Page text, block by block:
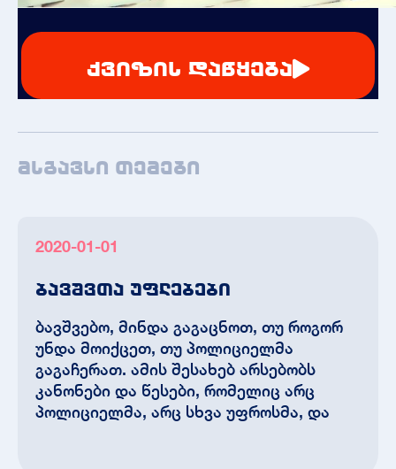
ქვიზის დაწყება
მსგავსი თემები
2020-01-01
ბავშვთა უფლებები
ბავშვებო, მინდა გაგაცნოთ, თუ როგორ
უნდა მოიქცეთ, თუ პოლიციელმა
გაგაჩერათ. ამის შესახებ არსებობს
კანონები და წესები, რომელიც არც
პოლიციელმა, არც სხვა უფროსმა, და